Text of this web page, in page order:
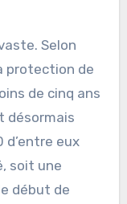
Selon
protection de
de cinq ans
désormais
eux
soit une
début de